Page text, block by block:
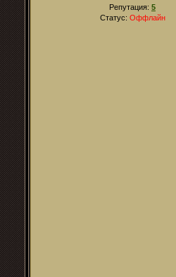
Репутация: 5
Статус: Оффлайн